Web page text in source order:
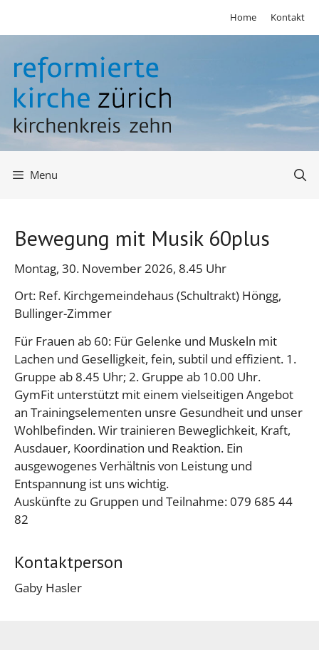
Home Kontakt
Menu
Bewegung mit Musik 60plus
Montag, 30. November 2026, 8.45 Uhr
Ort: Ref. Kirchgemeindehaus (Schultrakt) Höngg,
Bullinger-Zimmer
Für Frauen ab 60: Für Gelenke und Muskeln mit
Lachen und Geselligkeit, fein, subtil und effizient. 1.
Gruppe ab 8.45 Uhr; 2. Gruppe ab 10.00 Uhr.
GymFit unterstützt mit einem vielseitigen Angebot
an Trainingselementen unsre Gesundheit und unser
Wohlbefinden. Wir trainieren Beweglichkeit, Kraft,
Ausdauer, Koordination und Reaktion. Ein
ausgewogenes Verhältnis von Leistung und
Entspannung ist uns wichtig.
Auskünfte zu Gruppen und Teilnahme: 079 685 44
82
Kontaktperson
Gaby Hasler